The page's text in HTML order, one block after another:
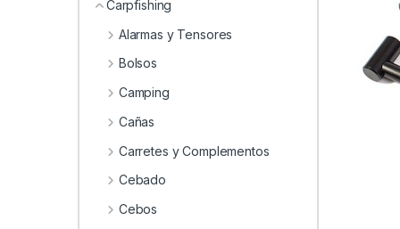
Carpfishing
Alarmas y Tensores
Bolsos
Camping
Cañas
Carretes y Complementos
Cebado
Cebos